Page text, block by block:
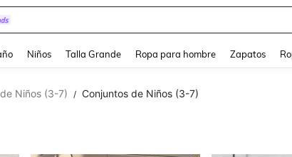
Niños Talla Grande Ropa para hombre Zapatos
Niños (3-7) / Conjuntos de Niños (3-7)